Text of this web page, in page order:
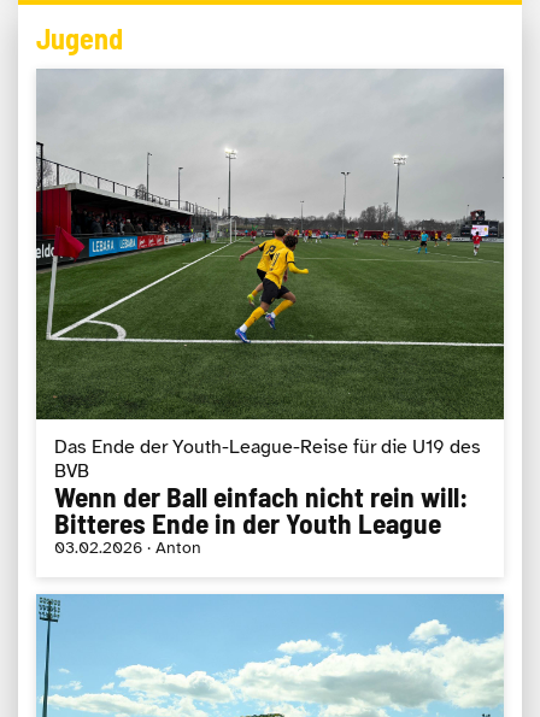
Jugend
Das Ende der Youth-League-Reise für die U19 des
BVB
Wenn der Ball einfach nicht rein will:
Bitteres Ende in der Youth League
03.02.2026 · Anton